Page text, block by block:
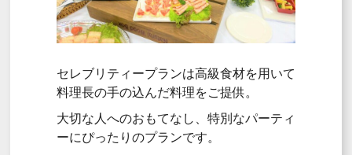
セレブリティープランは高級食材を用いて
料理長の手の込んだ料理をご提供。
大切な人へのおもてなし、特別なパーティ
ーにぴったりのプランです。